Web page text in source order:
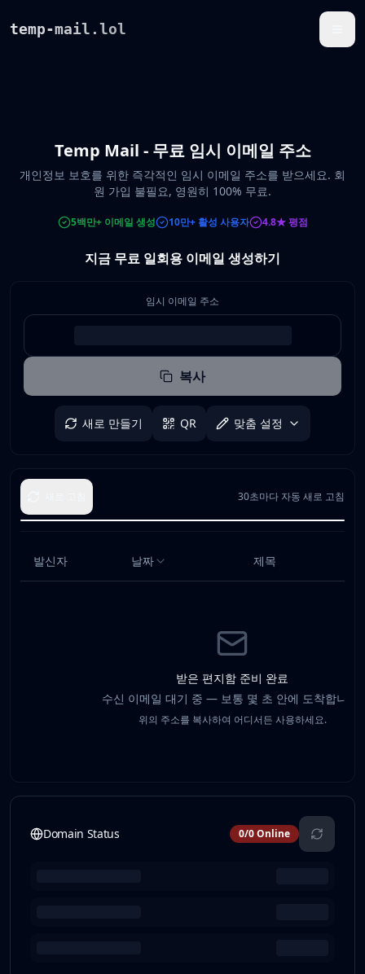
temp-mail.lol
Temp Mail - 무료 임시 이메일 주소
개인정보 보호를 위한 즉각적인 임시 이메일 주소를 받으세요. 회
원 가입 불필요, 영원히 100% 무료.
5백만+ 이메일 생성 10만+ 활성 사용자 4.8★ 평점
지금 무료 일회용 이메일 생성하기
임시 이메일 주소
복사
새로 만들기 QR 맞춤 설정
30초마다 자동 새로 고침
발신자 날짜 제목
받은 편지함 준비 완료
수신 이메일 대기 중 — 보통 몇 초 안에 도착합니다.
위의 주소를 복사하여 어디서든 사용하세요.
Domain Status 0/0Online